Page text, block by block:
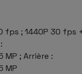
fps ; 1440P 30
MP ; Arrière :
MP